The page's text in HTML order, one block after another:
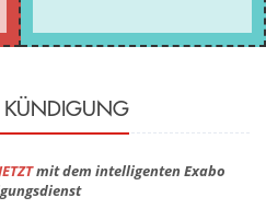
KÜNDIGUNG
mit dem intelligenten Exabo